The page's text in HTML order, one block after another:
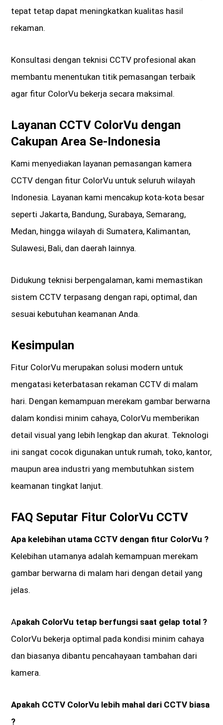
tepat tetap dapat meningkatkan kualitas hasil
rekaman.
Konsultasi dengan teknisi CCTV profesional akan
membantu menentukan titik pemasangan terbaik
agar fitur ColorVu bekerja secara maksimal.
Layanan CCTV ColorVu dengan
Cakupan Area Se-Indonesia
Kami menyediakan layanan pemasangan kamera
CCTV dengan fitur ColorVu untuk seluruh wilayah
Indonesia. Layanan kami mencakup kota-kota besar
seperti Jakarta, Bandung, Surabaya, Semarang,
Medan, hingga wilayah di Sumatera, Kalimantan,
Sulawesi, Bali, dan daerah lainnya.
Didukung teknisi berpengalaman, kami memastikan
sistem CCTV terpasang dengan rapi, optimal, dan
sesuai kebutuhan keamanan Anda.
Kesimpulan
Fitur ColorVu merupakan solusi modern untuk
mengatasi keterbatasan rekaman CCTV di malam
hari. Dengan kemampuan merekam gambar berwarna
dalam kondisi minim cahaya, ColorVu memberikan
detail visual yang lebih lengkap dan akurat. Teknologi
ini sangat cocok digunakan untuk rumah, toko, kantor,
maupun area industri yang membutuhkan sistem
keamanan tingkat lanjut.
FAQ Seputar Fitur ColorVu CCTV
Apa kelebihan utama CCTV dengan fitur ColorVu ?
Kelebihan utamanya adalah kemampuan merekam
gambar berwarna di malam hari dengan detail yang
jelas.
Apakah ColorVu tetap berfungsi saat gelap total ?
ColorVu bekerja optimal pada kondisi minim cahaya
dan biasanya dibantu pencahayaan tambahan dari
kamera.
Apakah CCTV ColorVu lebih mahal dari CCTV biasa
?